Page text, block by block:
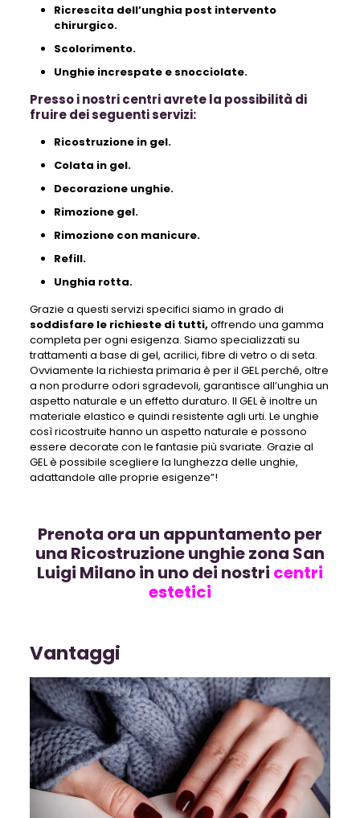
Ricrescita dell’unghia post intervento
chirurgico.
Scolorimento.
Unghie increspate e snocciolate.
Presso i nostri centri avrete la possibilità di
fruire dei seguenti servizi:
Ricostruzione in gel.
Colata in gel.
Decorazione unghie.
Rimozione gel.
Rimozione con manicure.
Refill.
Unghia rotta.
Grazie a questi servizi specifici siamo in grado di
soddisfare le richieste di tutti, offrendo una gamma
completa per ogni esigenza. Siamo specializzati su
trattamenti a base di gel, acrilici, fibre di vetro o di seta.
Ovviamente la richiesta primaria è per il GEL perché, oltre
a non produrre odori sgradevoli, garantisce all’unghia un
aspetto naturale e un effetto duraturo. Il GEL è inoltre un
materiale elastico e quindi resistente agli urti. Le unghie
così ricostruite hanno un aspetto naturale e possono
essere decorate con le fantasie più svariate. Grazie al
GEL è possibile scegliere la lunghezza delle unghie,
adattandole alle proprie esigenze”!
Prenota ora un appuntamento per
una Ricostruzione unghie zona San
Luigi Milano in uno dei nostri centri
estetici
Vantaggi